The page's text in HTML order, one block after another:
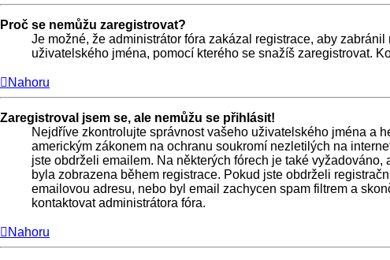
Proč se nemůžu zaregistrovat?
Je možné, že administrátor fóra zakázal registrace, aby
uživatelského jména, pomocí kterého se snažíš zaregistrovat.
Nahoru
Zaregistroval jsem se, ale nemůžu se přihlásit!
Nejdříve zkontrolujte správnost vašeho uživatelského jména a
americkým zákonem na ochranu soukromí nezletilých na
jste obdrželi emailem. Na některých fórech je také
byla zobrazena během registrace. Pokud jste obdrželi
emailovou adresu, nebo byl email zachycen spam filtrem a
kontaktovat administrátora fóra.
Nahoru